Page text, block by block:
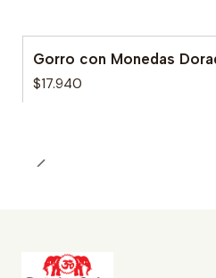
Gorro con Monedas
$17.940